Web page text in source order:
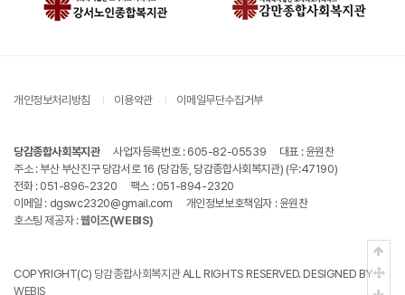
개인정보처리방침 이용약관 이메일무단수집거부
당감종합사회복지관 사업자등록번호 : 605-82-05539
대표 : 윤원찬
주소 : 부산 부산진구 당감서로 16 (당감동, 당감종합사회복지관) (우:47190)
전화 : 051-896-2320
팩스 : 051-894-2320
이메일 : dgswc2320@gmail.com
개인정보보호책임자 : 윤원찬
호스팅 제공자 :웹이즈(WEBIS)
COPYRIGHT(C) 당감종합사회복지관ALL RIGHTS RESERVED. DESIGNED BY
WEBIS
중